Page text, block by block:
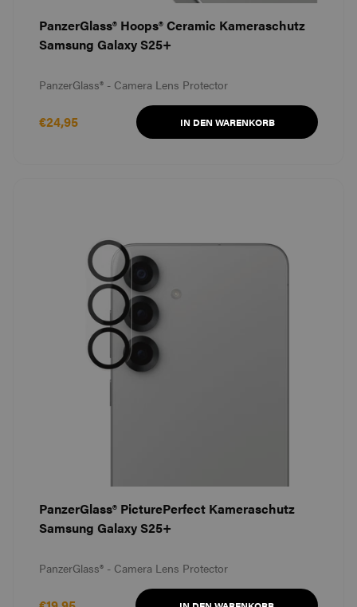
PanzerGlass® Hoops® Ceramic Kameraschutz
Samsung Galaxy S25+
PanzerGlass® - Camera Lens Protector
€24,95 IN DEN WARENKORB
PanzerGlass® PicturePerfect Kameraschutz
Samsung Galaxy S25+
PanzerGlass® - Camera Lens Protector